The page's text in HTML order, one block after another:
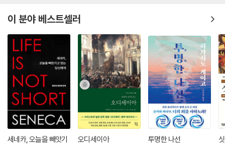
이 분야 베스트셀러
세네카, 오늘을 빼앗기
오디세이아 투명한 나선